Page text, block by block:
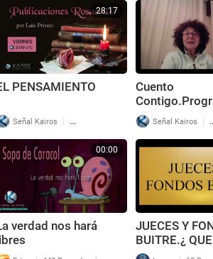
28:17
PENSAMIENTO
Señal Kairos | 68 Reproducciones
Cuento
nº157.
pensamiento
Señal Kairos |
00:00
verdad nos hará
libres
JUECES Y
BUITRE.¿ QUE
RELACION